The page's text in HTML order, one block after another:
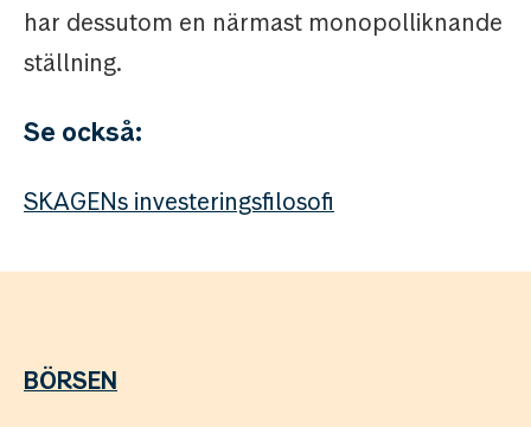
har dessutom en närmast monopolliknande
ställning.
Se också:
SKAGENs investeringsfilosofi
BÖRSEN